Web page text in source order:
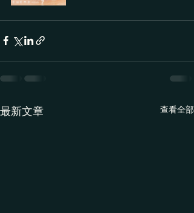
最新文章 查看全部